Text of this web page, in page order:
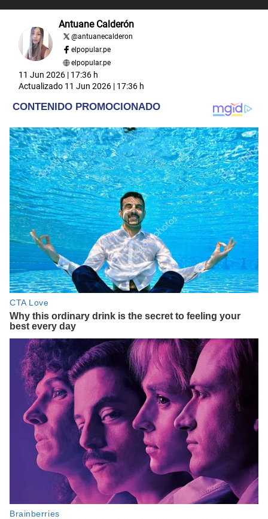
Antuane Calderón
@antuanecalderon
elpopular.pe
elpopular.pe
11 Jun 2026 | 17:36 h
Actualizado 11 Jun 2026 | 17:36 h